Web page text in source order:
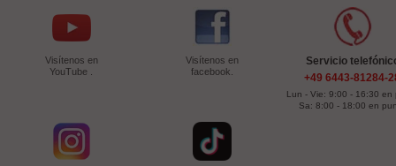
Visítenos en
YouTube .
Visítenos en
facebook.
Servicio
+49 6443-81284-
Lun - Vie: 9:00 - 16:30 en
Sa: 8:00 - 18:00 en